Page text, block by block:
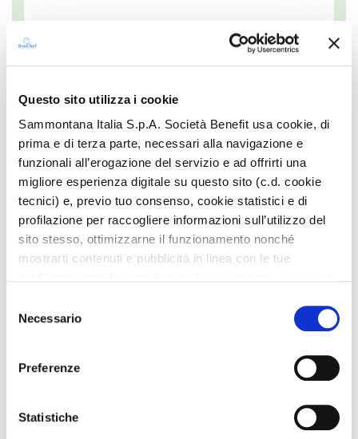
Questo sito utilizza i cookie
Sammontana Italia S.p.A. Società Benefit usa cookie, di
prima e di terza parte, necessari alla navigazione e
funzionali all’erogazione del servizio e ad offrirti una
migliore esperienza digitale su questo sito (c.d. cookie
tecnici) e, previo tuo consenso, cookie statistici e di
profilazione per raccogliere informazioni sull’utilizzo del
sito stesso, ottimizzarne il funzionamento nonché
mostrarti contenuti e pubblicità in linea con le tue
retargeting degli annunci.
Sammontana Italia S.p.A. Società Benefit non utilizza
cookie che consentono al sito di ricordare le informazioni
presenta (cookie di preferenze).
delNecessario
Preferenze
Statistiche
PANE DA TRAMEZZINO TOP
senza crosta bianco